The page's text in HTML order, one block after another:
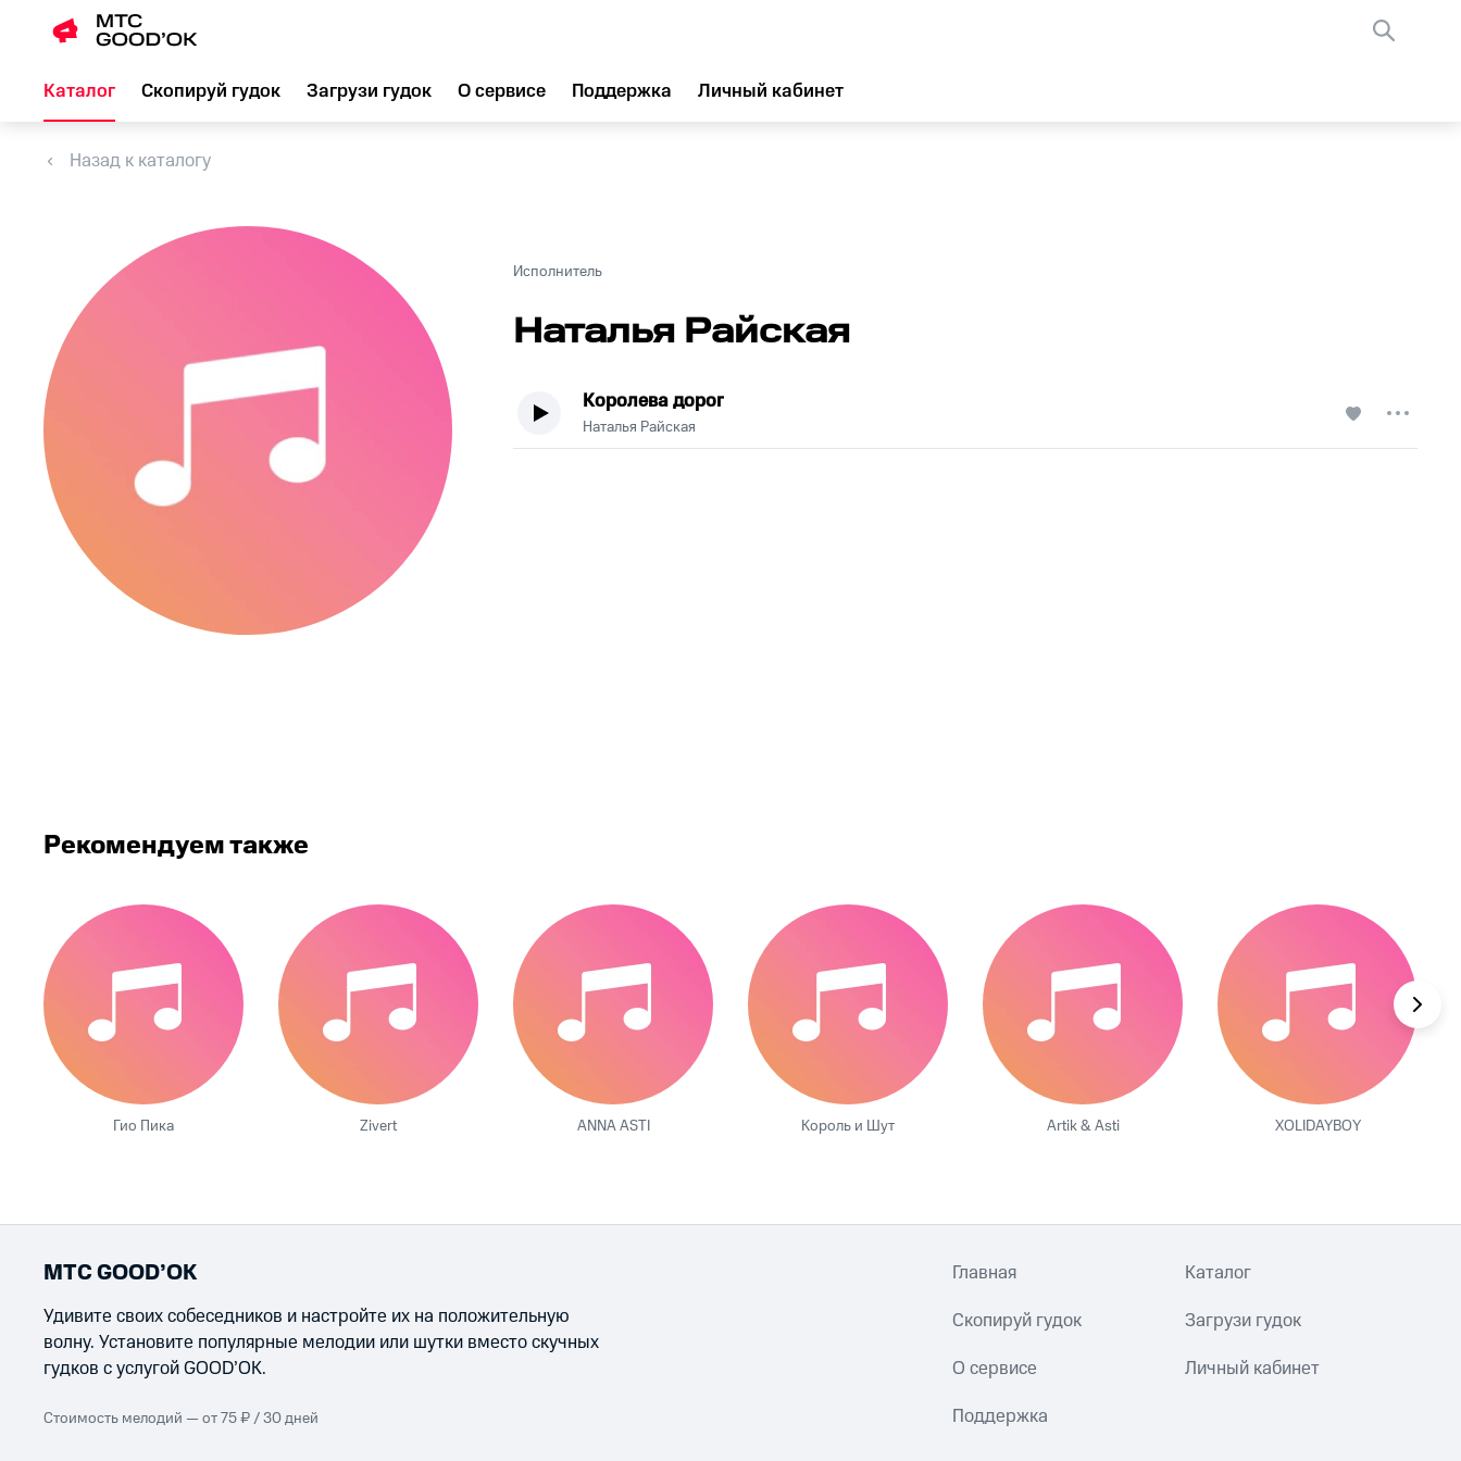
Каталог Скопируй гудок Загрузи гудок О сервисе Поддержка Личный кабинет
Назад к каталогу
Исполнитель
Наталья Райская
Королева дорог
Наталья Райская
Рекомендуем также
Гио Пика Zivert ANNA ASTI Король и Шут Artik & Asti XOLIDAYBOY
МТС GOOD’OK
Удивите своих собеседников и настройте их на положительную
волну. Установите популярные мелодии или шутки вместо скучных
гудков с услугой GOOD’OK.
Стоимость мелодий — от 75 ₽ / 30 дней
Главная Каталог
Скопируй гудок Загрузи гудок
О сервисе Личный кабинет
Поддержка